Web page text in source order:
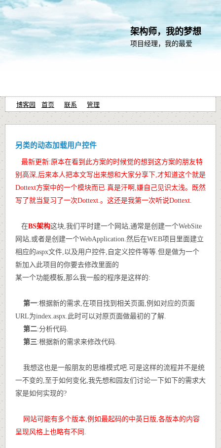
架构师，我的梦想
项目经理，我的最爱
博客园 首页 联系 管理
另类的动态加载用户控件
最新更新:原本在看到此方案的时候觉的想到这方案的朋友特
别高深,后来本人把本文写出来想和大家分享下,才知道这个就是
Dottext方案中的一个模块而已.真是汗啊,嫌自己见识太浅。既然
写了就当复习了一次Dottext.。这还是我第一次听说Dottext.
在BS架构这块,我们平时建一个网站,通常是创建一个WebSite
网站,或者是创建一个WebApplication.然后在WEB项目里面建立
相应的aspx文件,以及用户控件,自定义控件等等.但是做为一个
新加入此项目的你要去修改里面的
某一个功能模板,那么我一般的程序是这样的:
第一:根据新的需求,在项目找到相关页面,例如对应的页面
URL为index.aspx.此时可以对原页面做最初的了解.
第二:分析代码.
第三:根据新的需求来修改代码.
我想这也是一般朋友的思维模式吧.可是这样的流程并不是统
一不变的,至于如何变化,我先想和园友们讨论一下如下的需求大
家是如何实现的?
网站可能有多个版本,例如最起码的中英日版,各版本的内容
呈现风格上也略有不同.